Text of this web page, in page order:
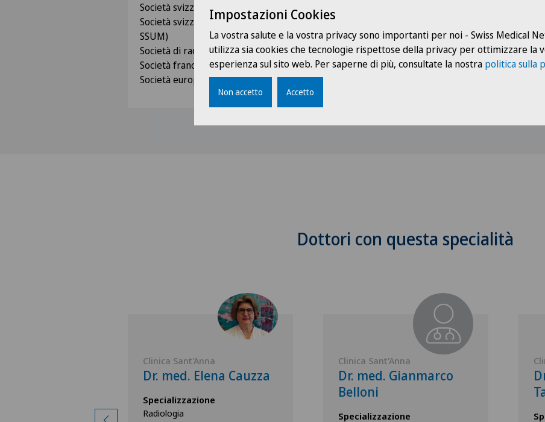
Società svizzera di radiologia (SGR–SSR)
Società svizzera di ultrasonologia in medicina (SGUM–
SSUM)
Società di radiologia della Svizzera italiana (SoRSI)
Società francese di radiologia (SFR)
Società europea di radiologia (ESR)
Dottori con questa specialità
Clinica Sant'Anna
Dr. med. Elena Cauzza
Specializzazione
Radiologia
Clinica Sant'Anna
Dr. med. Gianmarco
Belloni
Specializzazione
Impostazioni Cookies
La vostra salute e la vostra privacy sono importanti per noi - Swiss Medical
utilizza sia cookies che tecnologie rispettose della privacy per ottimizzare la
esperienza sul sito web. Per saperne di più, consultate la nostra politica sulla
Non accetto Accetto